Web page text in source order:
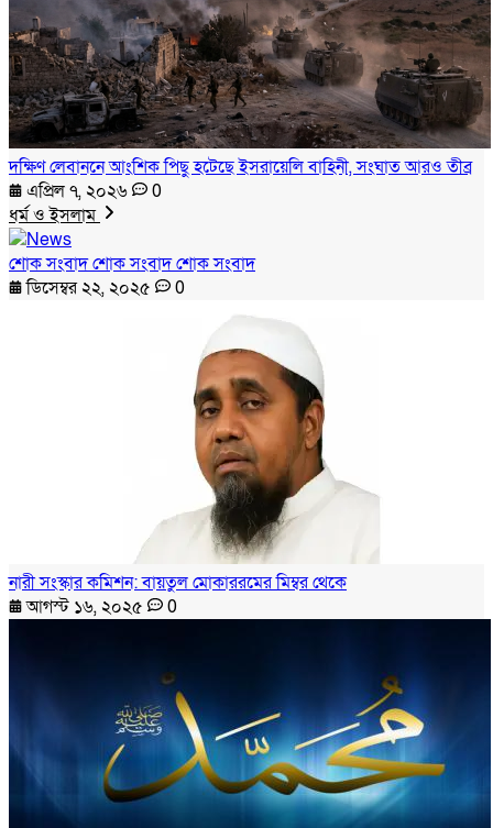
দক্ষিণ লেবাননে আংশিক পিছু হটেছে ইসরায়েলি বাহিনী, সংঘাত আরও তীব্র
এপ্রিল ৭, ২০২৬
0
ধর্ম ও ইসলাম
শোক সংবাদ শোক সংবাদ শোক সংবাদ
ডিসেম্বর ২২, ২০২৫
0
নারী সংস্কার কমিশন: বায়তুল মোকাররমের মিম্বর থেকে
আগস্ট ১৬, ২০২৫
0